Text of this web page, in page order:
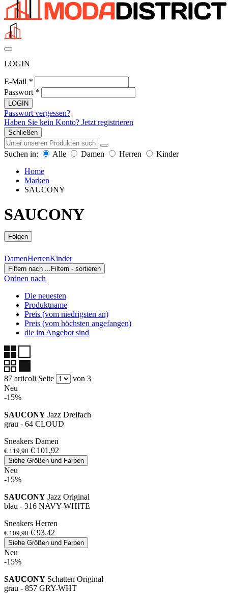
LOGIN
E-Mail *
Passwort *
LOGIN
Passwort vergessen?
Haben Sie kein Konto? Jetzt registrieren
Schließen
Suchen in: Alle Damen Herren
Kinder
Home
Marken
SAUCONY
SAUCONY
Folgen
DamenHerrenKinder
Filtern nach ... Filtern - sortieren
Ordnen nach
Die neuesten
Produktname
Preis (vom niedrigsten an)
Preis (vom höchsten angefangen)
die im Angebot sind
87 articoli Seite
von 3
Neu
-15%
SAUCONY Jazz Dreifach
grau - 64 CLOUD
Sneakers Damen
€ 119,90 € 101,92
Siehe Größen und Farben
Neu
-15%
SAUCONY Jazz Original
blau - 316 NAVY-WHITE
Sneakers Herren
€ 109,90 € 93,42
Siehe Größen und Farben
Neu
-15%
SAUCONY Schatten Original
grau - 857 GRY-WHT